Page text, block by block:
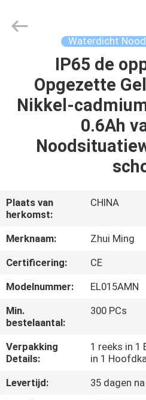
PRODUCTEN
ONGEVEER
FABRIEKSREIS
ONS
OM EEN
CITAAT
Co.,Ltd.
Waterdicht
IP65 de
Opgezette
Nikkel-
0.6Ah
Plaats van
herkomst:
CHINA
Merknaam:
Zhui Ming
Certificering:
CE
Modelnummer:
EL015AMN
Min.
bestelaantal:
300 PCs
Verpakking
Details:
1 reeks in 1
in 1
Levertijd:
35 dagen